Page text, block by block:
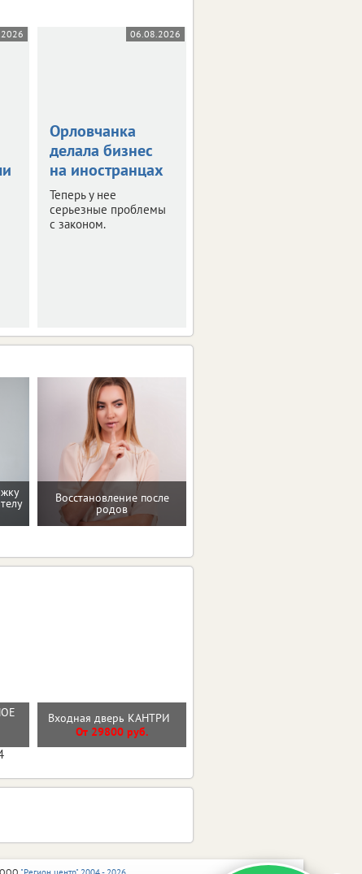
06.08.2026
Орловчанка
делала бизнес
на иностранцах
Теперь у нее
серьезные проблемы
с законом.
Восстановление после
родов
Входная дверь КАНТРИ
От 29800 руб.